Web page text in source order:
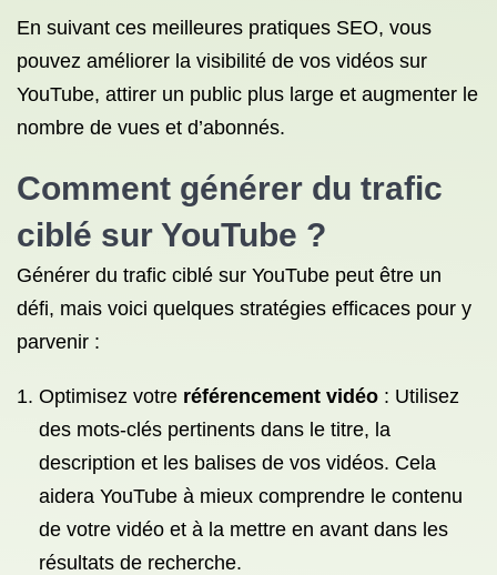
En suivant ces meilleures pratiques SEO, vous
pouvez améliorer la visibilité de vos vidéos sur
YouTube, attirer un public plus large et augmenter le
nombre de vues et d’abonnés.
Comment générer du trafic
ciblé sur YouTube ?
Générer du trafic ciblé sur YouTube peut être un
défi, mais voici quelques stratégies efficaces pour y
parvenir :
Optimisez votre référencement vidéo : Utilisez
des mots-clés pertinents dans le titre, la
description et les balises de vos vidéos. Cela
aidera YouTube à mieux comprendre le contenu
de votre vidéo et à la mettre en avant dans les
résultats de recherche.